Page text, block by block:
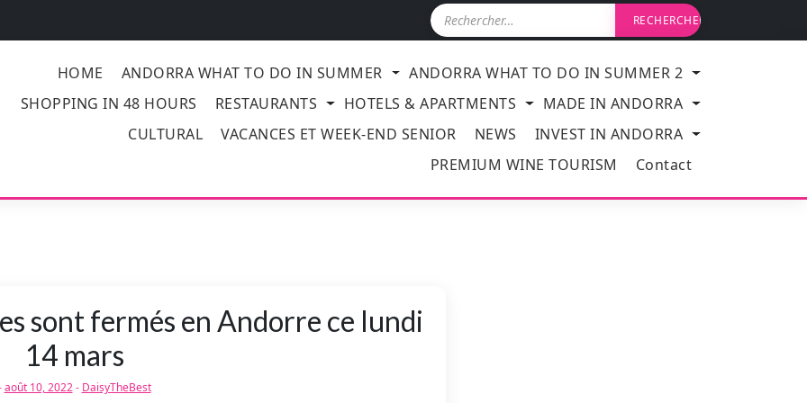
R
e
c
e
r
c
h
r
:
HOME ANDORRA WHAT TO DO IN SUMMER
ANDORRA WHAT TO DO IN SUMMER 2
SHOPPING IN 48 HOURS
RESTAURANTS HOTELS & APARTMENTS
MADE IN ANDORRA
CULTURAL
VACANCES ET WEEK-END SENIOR NEWS
INVEST IN ANDORRA
PREMIUM WINE TOURISM
Contact
sont fermés en Andorre ce lundi
14 mars
août 10, 2022- DaisyTheBest